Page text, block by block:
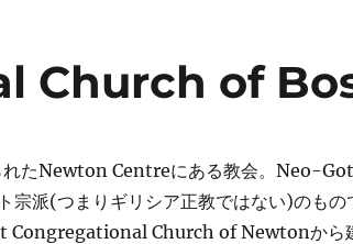
Church of
れたNewton Centreにある教会。Neo-
宗派(つまりギリシア正教ではない)のもの
Congregational Church of Newtonから